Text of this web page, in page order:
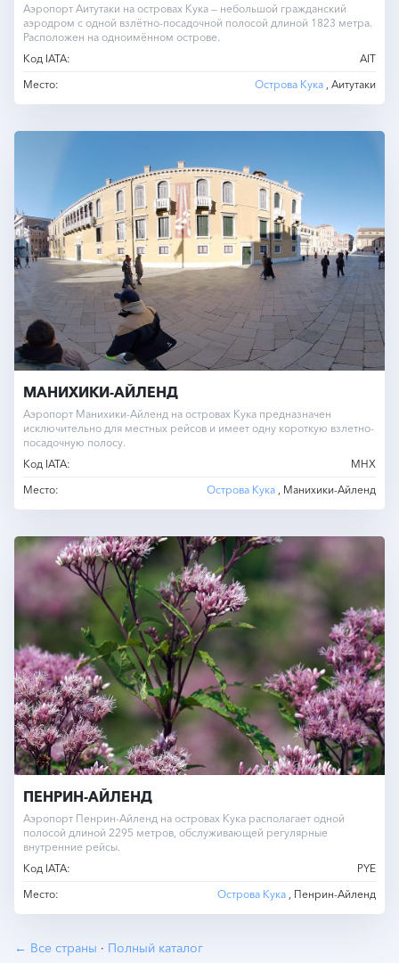
Аэропорт Аитутаки на островах Кука — небольшой гражданский
аэродром с одной взлётно-посадочной полосой длиной 1823 метра.
Расположен на одноимённом острове.
Код IATA:
AIT
Место:
Острова Кука , Аитутаки
МАНИХИКИ-АЙЛЕНД
Аэропорт Манихики-Айленд на островах Кука предназначен
исключительно для местных рейсов и имеет одну короткую взлетно-
посадочную полосу.
Код IATA:
MHX
Место:
Острова Кука , Манихики-Айленд
ПЕНРИН-АЙЛЕНД
Аэропорт Пенрин-Айленд на островах Кука располагает одной
полосой длиной 2295 метров, обслуживающей регулярные
внутренние рейсы.
Код IATA:
PYE
Место:
Острова Кука , Пенрин-Айленд
← Все страны · Полный каталог